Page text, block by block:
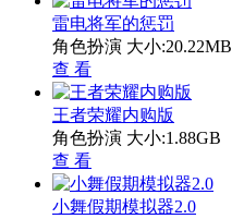
雷电将军的惩罚
角色扮演 大小:20.22MB
查 看
王者荣耀内购版
角色扮演 大小:1.88GB
查 看
小舞假期模拟器2.0